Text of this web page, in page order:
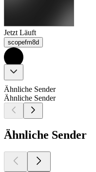
Jetzt Läuft
scopefm8d
Ähnliche Sender
Ähnliche Sender
Ähnliche Sender